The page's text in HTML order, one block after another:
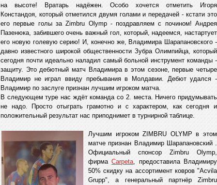
на высоте! Вратарь надёжен. Особо хочется отметить Игоря
Констандоя, который отметился двумя голами и передачей - кстати это
его первые голы за Zimbru Olymp - поздравляем с почином! Андрея
Пазенюка, забившего очень важный гол, который, надеемся, настартует
его новую голевую серию! И, конечно же, Владимира Шарапановского -
давно известного широкой общественности Зубра Олимпийца, который
сегодня почти идеально наладил самый больной инструмент команды -
защиту. Это дебютный матч Владимира в этом сезоне, первые четыре
Владимир не играл ввиду пребывания в Молдавии. Дебют удался -
Владимир по заслуге признан лучшим игроком матча.
В следующем туре нас ждёт команда со 2. места. Ничего придумывать
не надо. Просто отыграть грамотно и с характером, как сегодня и
положительный результат нас приподнимет в турнирной таблице.
Лучшим игроком ZIMBRU OLYMP в этом
матче признан Владимир Шарапановский .
Официальный спонсор Zimbru Olymp,
фирмаCarpeta, предоставила Владимиру
50% скидку на ассортимент ковров "Acvila
Grupp", а генеральный партнёр Zimbru